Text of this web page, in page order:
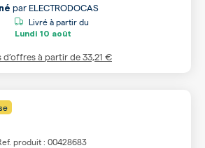
par ELECTRODOCAS
Livré à partir du
Lundi 10 août
d’offres à partir de33,21 €
produit : 00428683